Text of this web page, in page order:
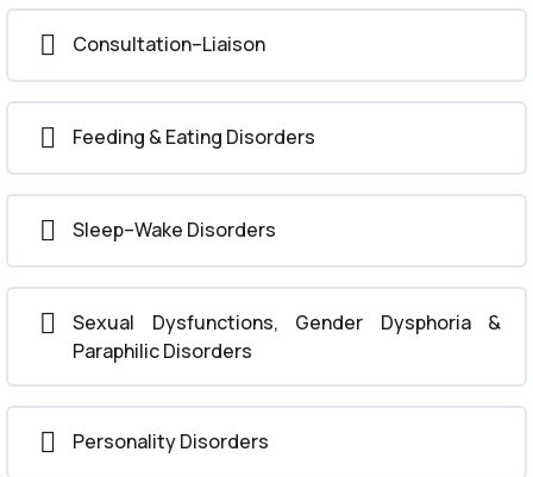
Consultation–Liaison
Feeding & Eating Disorders
Sleep–Wake Disorders
Sexual Dysfunctions, Gender Dysphoria &
Paraphilic Disorders
Personality Disorders